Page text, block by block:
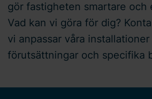
gör fastigheten smartare och
Vad kan vi göra för dig?
vi anpassar våra
förutsättningar och specifika